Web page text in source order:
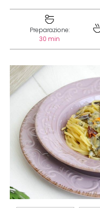
Preparazione:
30 min